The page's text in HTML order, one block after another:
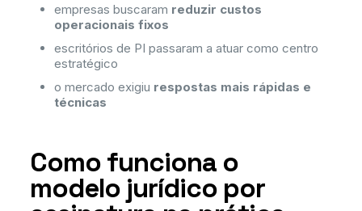
empresas buscaram reduzir custos
operacionais fixos
escritórios de PI passaram a atuar como centro
estratégico
o mercado exigiu respostas mais rápidas e
técnicas
Como funciona o
modelo jurídico por